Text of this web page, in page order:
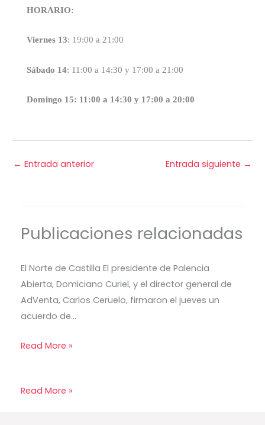
HORARIO:
Viernes 13: 19:00 a 21:00
Sábado 14: 11:00 a 14:30 y 17:00 a 21:00
Domingo 15: 11:00 a 14:30 y 17:00 a 20:00
← Entrada anterior Entrada siguiente →
Publicaciones relacionadas
El Norte de Castilla El presidente de Palencia
Abierta, Domiciano Curiel, y el director general de
AdVenta, Carlos Ceruelo, firmaron el jueves un
acuerdo de…
Read More »
Read More »